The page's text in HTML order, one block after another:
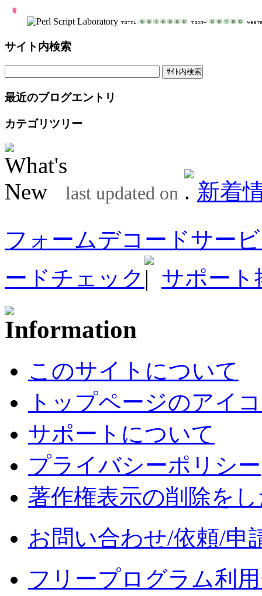
サイト内検索
最近のブログエントリ
カテゴリツリー
last updated on
新着
フォームデコードサー
ードチェック
サポート
このサイトについて
トップページのアイ
サポートについて
プライバシーポリシー
著作権表示の削除を
お問い合わせ/依頼/申
フリープログラム利